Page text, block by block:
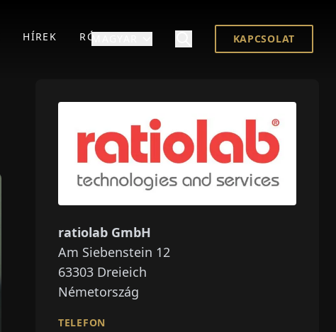
HÍREK RÓLUNK KAPCSOLAT
ratiolab GmbH
Am Siebenstein 12
63303 Dreieich
Németország
TELEFON